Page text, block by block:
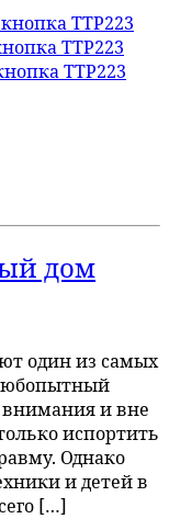
TTP223
TTP223
TTP223
дом
один из самых
внимания и вне
испортить
Однако
и детей в
[…]